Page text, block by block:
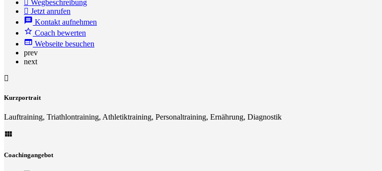
Wegbeschreibung
Jetzt anrufen
Kontakt aufnehmen
Coach bewerten
Webseite besuchen
prev
next
Kurzportrait
Lauftraining, Triathlontraining, Athletiktraining, Personaltraining, Ernährung, Diagnostik
Coachingangebot